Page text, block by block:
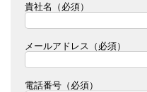
貴社名（必須）
メールアドレス（必須）
電話番号（必須）